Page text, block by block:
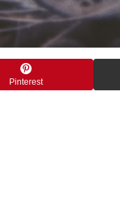
Pinterest